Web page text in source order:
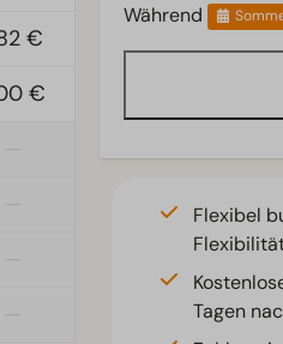
€
€
Während
Flexibel
Tagen